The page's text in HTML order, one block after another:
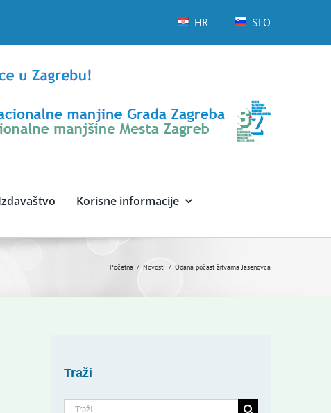
HR SLO
Korisne informacije
Početna Novosti Odana počast žrtvama Jasenovca
Traži
Traži...